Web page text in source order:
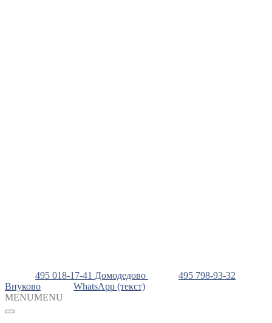
495 018-17-41 Домодедово
495 798-93-32
Внуково
WhatsApp (текст)
MENUMENU